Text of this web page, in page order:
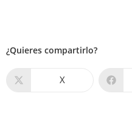
¿Quieres compartirlo?
X